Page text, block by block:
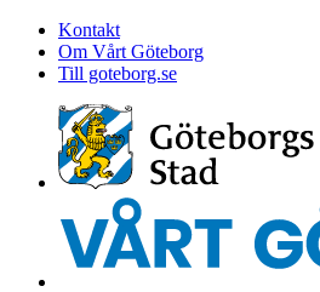
Kontakt
Om Vårt Göteborg
Till goteborg.se